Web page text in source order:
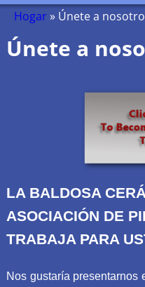
Hogar » Únete a
Únete a
LA BALDOSA
ASOCIACIÓN DE
TRABAJA PARA
Nos gustaría